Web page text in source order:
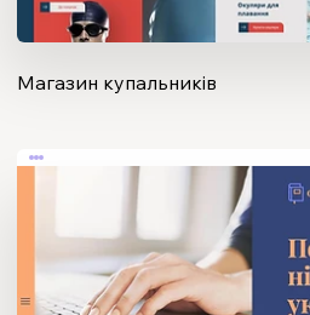
Магазин купальників